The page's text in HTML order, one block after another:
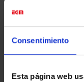
Consentimiento
Esta página web